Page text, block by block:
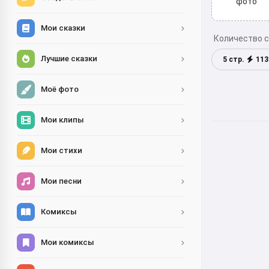
Мои сказки
Лучшие сказки
Моё фото
Мои клипы
Мои стихи
Мои песни
Комиксы
Мои комиксы
Количество
5 стр. 113